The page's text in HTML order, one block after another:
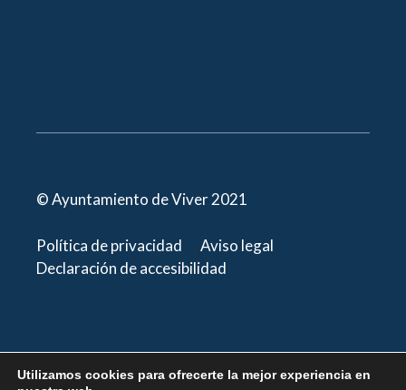
© Ayuntamiento de Viver 2021
Política de privacidad
Aviso legal
Declaración de accesibilidad
Utilizamos cookies para ofrecerte la mejor experiencia en